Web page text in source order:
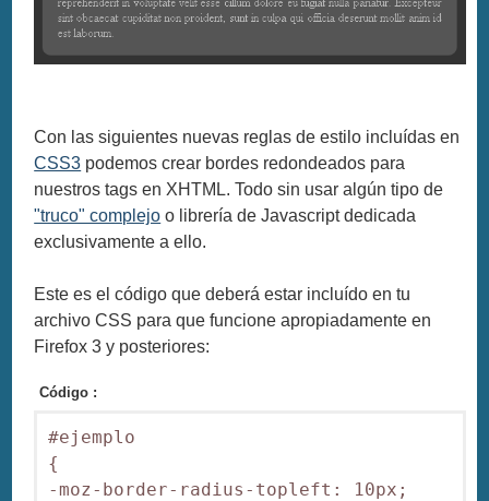
Con las siguientes nuevas reglas de estilo incluídas en
CSS3 podemos crear bordes redondeados para
nuestros tags en XHTML. Todo sin usar algún tipo de
"truco" complejo o librería de Javascript dedicada
exclusivamente a ello.
Este es el código que deberá estar incluído en tu
archivo CSS para que funcione apropiadamente en
Firefox 3 y posteriores:
Código :
#ejemplo
{
-moz-border-radius-topleft: 10px;